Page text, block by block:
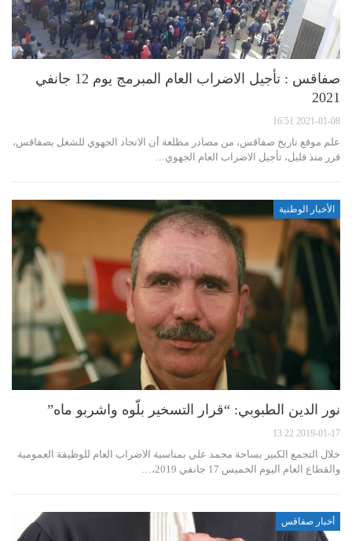
صفاقس : تأجيل الاضراب العام المبرمج يوم 12 جانفي
2021
2021-01-08 16:51
علم موقع تاريخ صفاقس، من مصادر مطلعة أن الاتحاد الجهوي للشغل بصفاقس،
قرر منذ قليل، تأجيل الاضراب العام الجهوي…
الأخبار الوطنية
نور الدين الطبوبي: “قرار التسخير بلّوه واشربو ماه”
2019-01-17 13:22
خلال التجمع الكبير بساحة محمد علي بمناسبة الاضراب العام للوظيفة العمومية
والقطاع العام اليوم الخميس 17 جانفي 2019،…
أخبار صفاقس